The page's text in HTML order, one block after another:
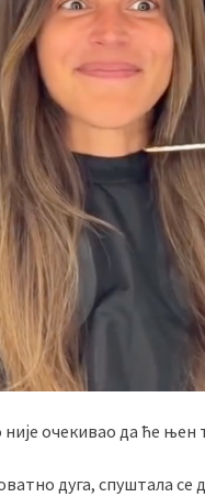
није очекивао да ће
дуга, спуштала